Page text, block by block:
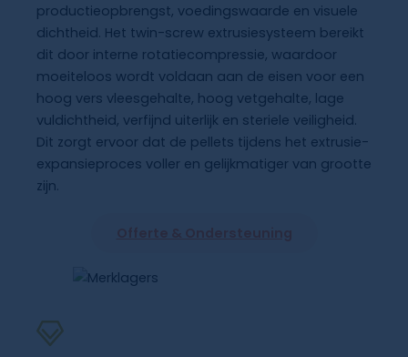
productieopbrengst, voedingswaarde en visuele
dichtheid. Het twin-screw extrusiesysteem bereikt
dit door interne rotatiecompressie, waardoor
moeiteloos wordt voldaan aan de eisen voor een
hoog vers vleesgehalte, hoog vetgehalte, lage
vuldichtheid, verfijnd uiterlijk en steriele veiligheid.
Dit zorgt ervoor dat de pellets tijdens het extrusie-
expansieproces voller en gelijkmatiger van grootte
zijn.
Offerte & Ondersteuning